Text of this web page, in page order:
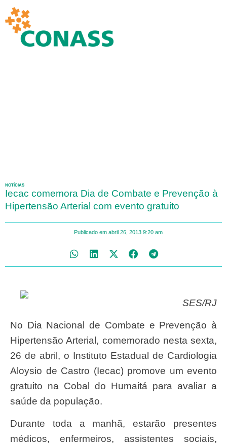
NOTÍCIAS
Iecac comemora Dia de Combate e Prevenção à
Hipertensão Arterial com evento gratuito
Publicado em abril 26, 2013 9:20 am
SES/RJ
No Dia Nacional de Combate e Prevenção à
Hipertensão Arterial, comemorado nesta sexta,
26 de abril, o Instituto Estadual de Cardiologia
Aloysio de Castro (Iecac) promove um evento
gratuito na Cobal do Humaitá para avaliar a
saúde da população.
Durante toda a manhã, estarão presentes
médicos, enfermeiros, assistentes sociais,